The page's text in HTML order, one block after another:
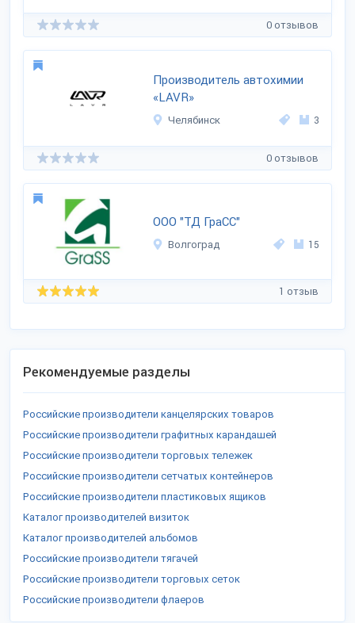
0 отзывов
Производитель автохимии
«LAVR»
Челябинск 3
0 отзывов
ООО "ТД ГраСС"
Волгоград 15
1 отзыв
Рекомендуемые разделы
Российские производители канцелярских товаров
Российские производители графитных карандашей
Российские производители торговых тележек
Российские производители сетчатых контейнеров
Российские производители пластиковых ящиков
Каталог производителей визиток
Каталог производителей альбомов
Российские производители тягачей
Российские производители торговых сеток
Российские производители флаеров